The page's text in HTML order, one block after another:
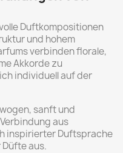
Duftkompositionen
und hohem
verbinden florale,
Akkorde zu
individuell auf der
sanft und
aus
inspirierter Duftsprache
aus.